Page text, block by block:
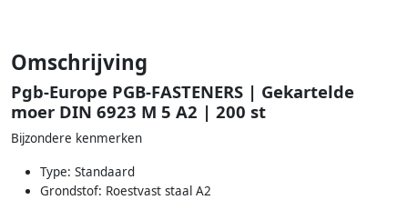
Omschrijving
Pgb-Europe PGB-FASTENERS | Gekartelde
moer DIN 6923 M 5 A2 | 200 st
Bijzondere kenmerken
Type: Standaard
Grondstof: Roestvast staal A2